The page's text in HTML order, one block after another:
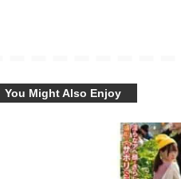
You Might Also Enjoy